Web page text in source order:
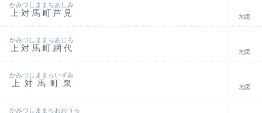
上対馬町芦見
かみつしままちあしみ
地図
上対馬町網代
かみつしままちあじろ
地図
上対馬町泉
かみつしままちいずみ
地図
かみつしままちおおうら